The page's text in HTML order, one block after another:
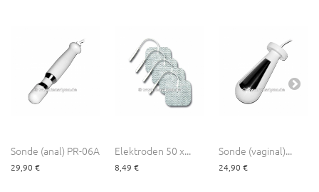
Sonde (anal) PR-06A
29,90 €
Elektroden 50 x...
8,49 €
Sonde (vaginal)...
24,90 €